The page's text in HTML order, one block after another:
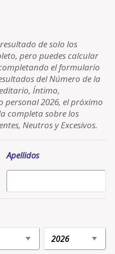
de solo los
pero puedes calcular
el formulario
del Número de la
Íntimo,
personal 2026, el próximo
completa sobre los
Neutros y Excesivos.
Apellidos